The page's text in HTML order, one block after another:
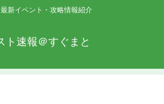
新イベント・攻略情報紹介
ト速報＠すぐまと